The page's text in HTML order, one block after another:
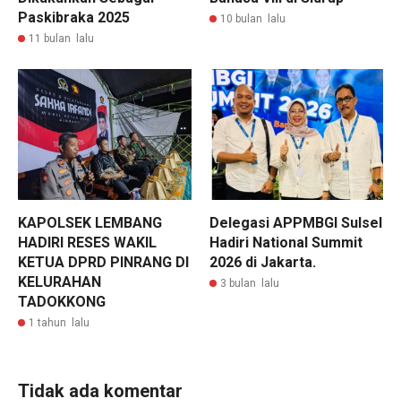
Paskibraka 2025
11 bulan lalu
10 bulan lalu
KAPOLSEK LEMBANG
HADIRI RESES WAKIL
KETUA DPRD PINRANG DI
KELURAHAN
TADOKKONG
1 tahun lalu
Delegasi APPMBGI Sulsel
Hadiri National Summit
2026 di Jakarta.
3 bulan lalu
Tidak ada komentar